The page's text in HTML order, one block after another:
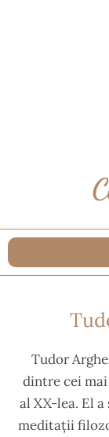
Tudor
dintre cei
al XX-lea. El
meditații